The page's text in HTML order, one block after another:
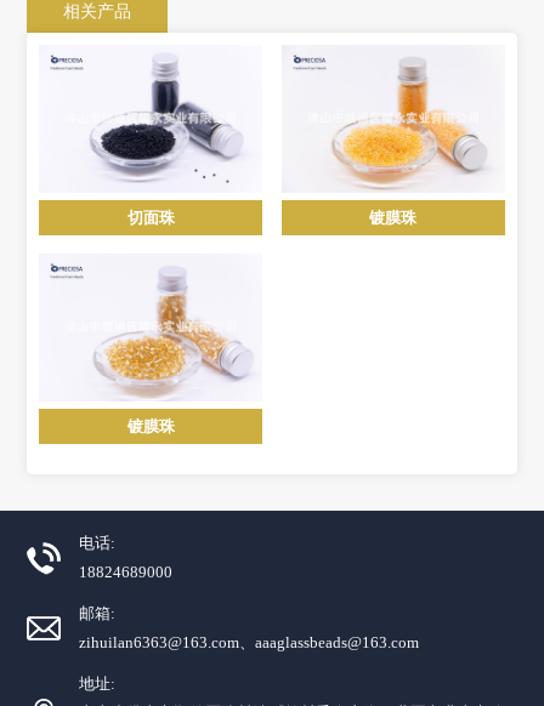
相关产品
切面珠 镀膜珠
镀膜珠
电话:
18824689000
邮箱:
zihuilan6363@163.com、aaaglassbeads@163.com
地址: